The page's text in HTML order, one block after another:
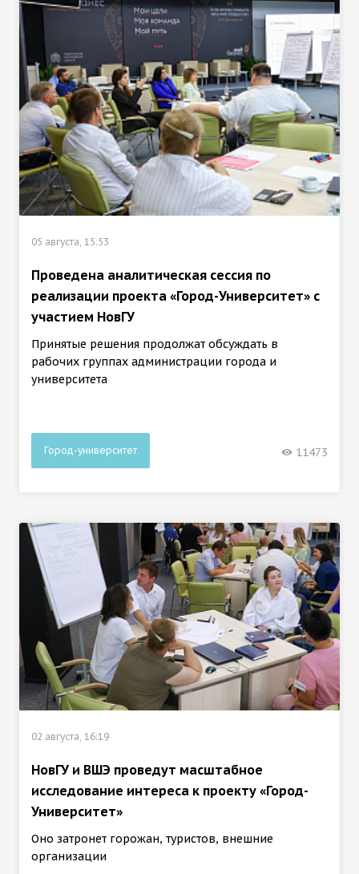
05 августа, 15:53
Проведена аналитическая сессия по
реализации проекта «Город-Университет» с
участием НовГУ
Принятые решения продолжат обсуждать в
рабочих группах администрации города и
университета
Город-университет 11473
02 августа, 16:19
НовГУ и ВШЭ проведут масштабное
исследование интереса к проекту «Город-
Университет»
Оно затронет горожан, туристов, внешние
организации